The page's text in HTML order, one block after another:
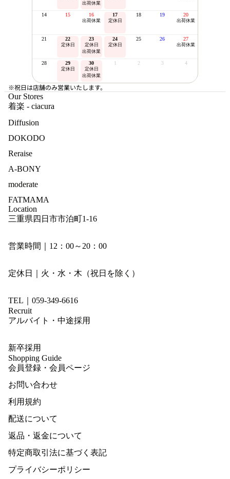
出荷休業
14 15 16
出荷休業
17
定休日
18 19 20
出荷休業
21 22
定休日
23
定休日
出荷休業
24
定休日
25 26 27
出荷休業
28 29
定休日
30
定休日
出荷休業
1 2 3 4
※祝日は店舗のみ営業いたします。
Our Stores
着楽 - ciacura
Diffusion
DOKODO
Reraise
A-BONY
moderate
FATMAMA
Location
三重県四日市市泊町1-16
営業時間｜12：00～20：00
定休日｜火・水・木（祝日を除く）
TEL｜059-349-6616
Recruit
アルバイト・中途採用
新卒採用
Shopping Guide
会員登録・会員ページ
お問い合わせ
利用規約
配送について
返品・返金について
特定商取引法に基づく表記
プライバシーポリシー